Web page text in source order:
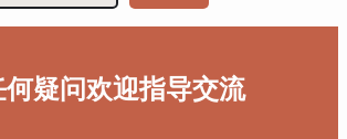
疑问欢迎指导交流